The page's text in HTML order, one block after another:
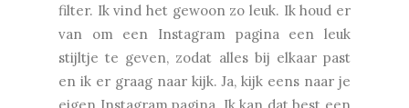
filter. Ik vind het gewoon zo leuk. Ik houd er
van om een Instagram pagina een leuk
stijltje te geven, zodat alles bij elkaar past
en ik er graag naar kijk. Ja, kijk eens naar je
eigen Instagram pagina. Ik kan dat best een